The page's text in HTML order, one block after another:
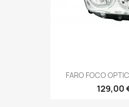
FARO FOCO
129,00